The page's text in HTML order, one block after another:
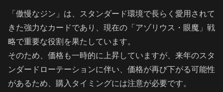
「傲慢なジン」は、スタンダード環境で長らく愛用されて
きた強力なカードであり、現在の「アゾリウス・眼魔」戦
略で重要な役割を果たしています。
そのため、価格も一時的に上昇していますが、来年のスタ
ンダードローテーションに伴い、価格が再び下がる可能性
があるため、購入タイミングには注意が必要です。